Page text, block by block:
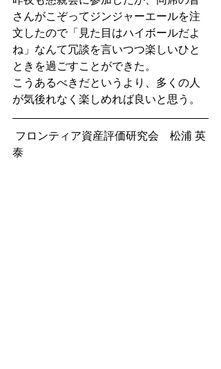
さんがこぞってジンジャーエールを注
文したので「見た目はハイボールだよ
ね」なんて冗談を言いつつ楽しいひと
ときを過ごすことができた。
こうあるべきだというより、多くの人
が気後れなく楽しめれば良いと思う。
泰